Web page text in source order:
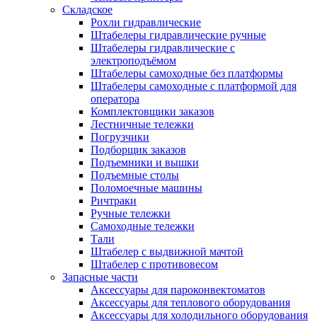
Складское
Рохли гидравлические
Штабелеры гидравлические ручные
Штабелеры гидравлические с
электроподъёмом
Штабелеры самоходные без платформы
Штабелеры самоходные с платформой для
оператора
Комплектовщики заказов
Лестничные тележки
Погрузчики
Подборщик заказов
Подъемники и вышки
Подъемные столы
Поломоечные машины
Ричтраки
Ручные тележки
Самоходные тележки
Тали
Штабелер с выдвижной мачтой
Штабелер с противовесом
Запасные части
Аксессуары для пароконвектоматов
Аксессуары для теплового оборудования
Аксессуары для холодильного оборудования